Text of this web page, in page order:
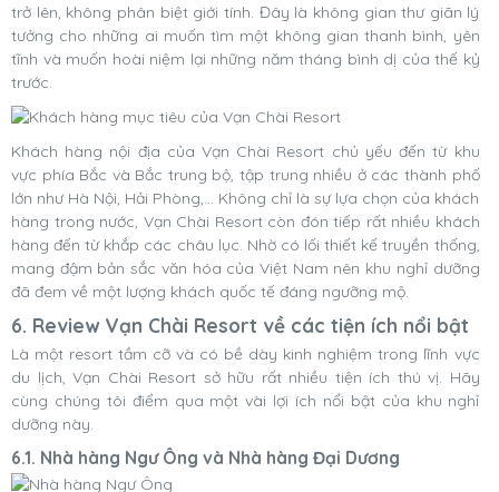
trở lên, không phân biệt giới tính. Đây là không gian thư giãn lý
tưởng cho những ai muốn tìm một không gian thanh bình, yên
tĩnh và muốn hoài niệm lại những năm tháng bình dị của thế kỷ
trước.
Khách hàng nội địa của Vạn Chài Resort chủ yếu đến từ khu
vực phía Bắc và Bắc trung bộ, tập trung nhiều ở các thành phố
lớn như Hà Nội, Hải Phòng,... Không chỉ là sự lựa chọn của khách
hàng trong nước, Vạn Chài Resort còn đón tiếp rất nhiều khách
hàng đến từ khắp các châu lục. Nhờ có lối thiết kế truyền thống,
mang đậm bản sắc văn hóa của Việt Nam nên khu nghỉ dưỡng
đã đem về một lượng khách quốc tế đáng ngưỡng mộ.
6. Review Vạn Chài Resort về các tiện ích nổi bật
Là một resort tầm cỡ và có bề dày kinh nghiệm trong lĩnh vực
du lịch, Vạn Chài Resort sở hữu rất nhiều tiện ích thú vị. Hãy
cùng chúng tôi điểm qua một vài lợi ích nổi bật của khu nghỉ
dưỡng này.
6.1. Nhà hàng Ngư Ông và Nhà hàng Đại Dương